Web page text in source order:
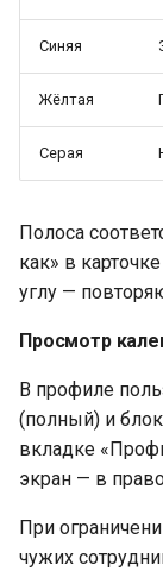
Синяя
Жёлтая
Серая
Полоса
как» в
углу —
Просмотр
В профиле
(полный) и
вкладке
экран — в
При
чужих